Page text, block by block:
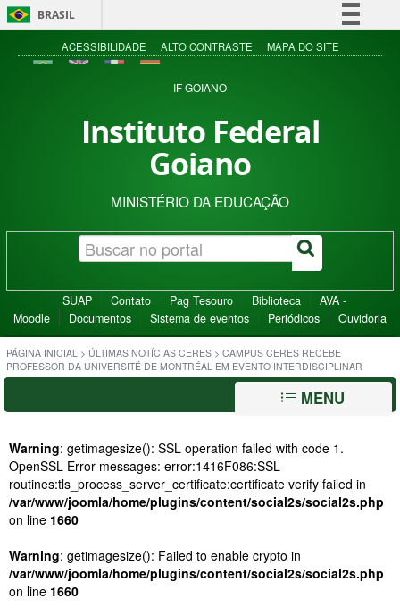
BRASIL
Simplifique!
Acesso à informação
ACESSIBILIDADE ALTO CONTRASTE MAPA DO SITE
IF GOIANO
Instituto Federal
Goiano
MINISTÉRIO DA EDUCAÇÃO
SUAP Contato Pag Tesouro Biblioteca
AVA -
Moodle
Documentos Sistema de eventos Periódicos Ouvidoria
PÁGINA INICIAL > ÚLTIMAS NOTÍCIAS CERES > CAMPUS CERES RECEBE
PROFESSOR DA UNIVERSITÉ DE MONTRÉAL EM EVENTO INTERDISCIPLINAR
MENU
Warning: getimagesize(): SSL operation failed with code 1.
OpenSSL Error messages: error:1416F086:SSL
routines:tls_process_server_certificate:certificate verify failed in
/var/www/joomla/home/plugins/content/social2s/social2s.php
on line 1660
Warning: getimagesize(): Failed to enable crypto in
/var/www/joomla/home/plugins/content/social2s/social2s.php
on line 1660